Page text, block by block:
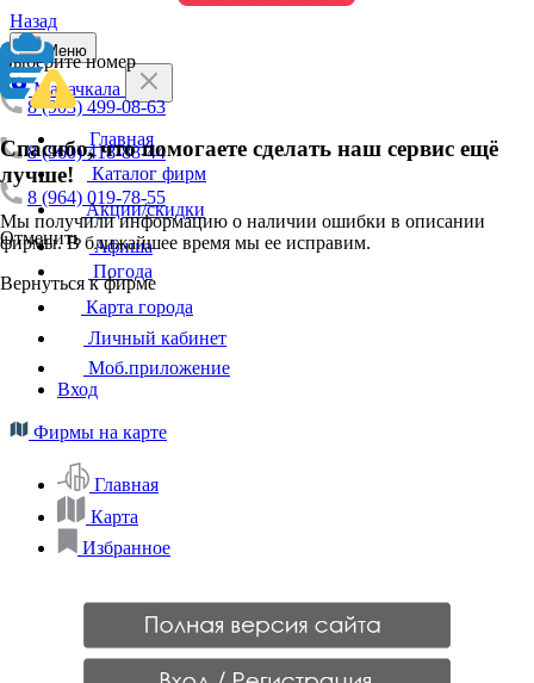
Назад
Выберите номер
8 (903) 499-08-63
8 (960) 418-88-44
8 (964) 019-78-55
Отменить
Спасибо, что помогаете сделать наш сервис ещё
лучше!
Мы получили информацию о наличии ошибки в описании
фирмы. В ближайшее время мы ее исправим.
Вернуться к фирме
Меню
Махачкала
Главная
Каталог фирм
Акции/скидки
Афиша
Погода
Карта города
Личный кабинет
Моб.приложение
Вход
Фирмы на карте
Главная
Карта
Избранное